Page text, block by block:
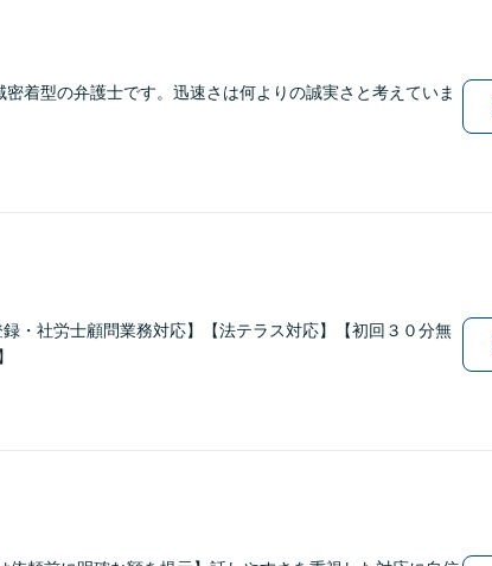
着型の弁護士です。迅速さは何よりの誠実さと考えていま
・社労士顧問業務対応】【法テラス対応】【初回３０分無